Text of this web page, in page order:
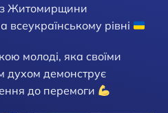
Житомирщини
рівні
молоді, яка своїми
духом демонструє
до перемоги